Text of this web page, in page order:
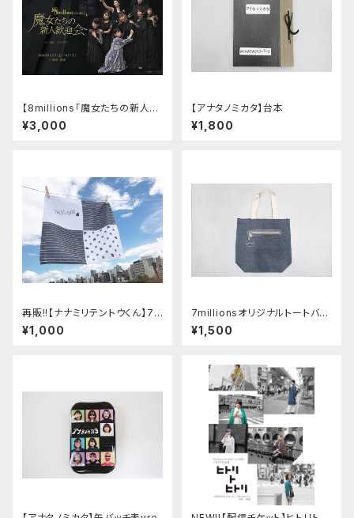
【8millions「魔女たちの新人歓
迎会」】DVD(スペシャル映像付
き）
¥3,000
【アナタノミカタ】台本
¥1,800
再販!!【ナナミリテントウくん】7m
illionsオリジナルハンドタオル
¥1,000
7millionsオリジナルトートバッ
グ
¥1,500